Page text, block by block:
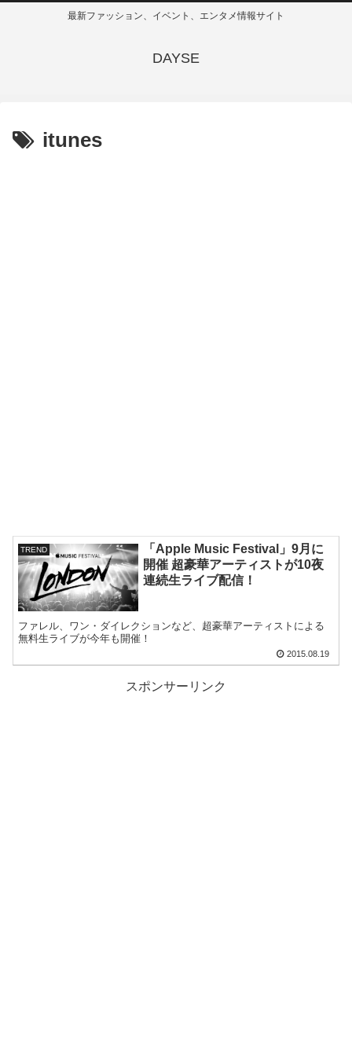
最新ファッション、イベント、エンタメ情報サイト
DAYSE
itunes
TREND
「Apple Music Festival」9月に
開催 超豪華アーティストが10夜
連続生ライブ配信！
ファレル、ワン・ダイレクションなど、超豪華アーティストによる
無料生ライブが今年も開催！
2015.08.19
スポンサーリンク